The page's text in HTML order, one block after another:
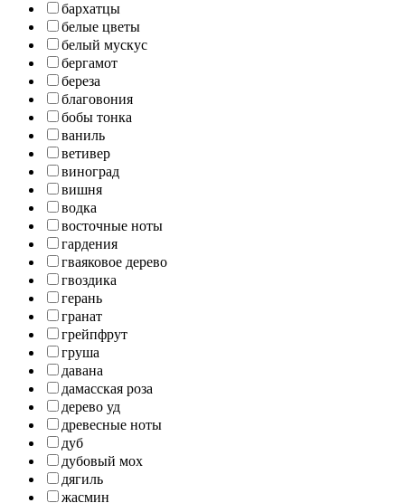
бархатцы
белые цветы
белый мускус
бергамот
береза
благовония
бобы тонка
ваниль
ветивер
виноград
вишня
водка
восточные ноты
гардения
гваяковое дерево
гвоздика
герань
гранат
грейпфрут
груша
давана
дамасская роза
дерево уд
древесные ноты
дуб
дубовый мох
дягиль
жасмин